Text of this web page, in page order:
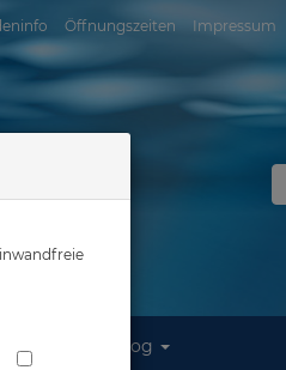
Öffnungszeiten Impressum
Blog